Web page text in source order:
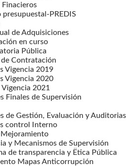
Finacieros
presupuestal-PREDIS
de Adquisiciones
en curso
Pública
Contratación
Vigencia 2019
Vigencia 2020
2021
Finales de Supervisión
de Gestión, Evaluación y Auditorias
control Interno
Mejoramiento
y Mecanismos de Supervisión
de transparencia y Ëtica Pública
Mapas Anticorrupción